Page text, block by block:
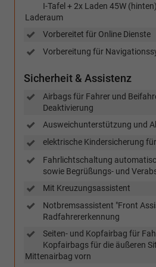
I-Tafel + 2x Laden 45W
Laderaum
Vorbereitet für Online Dienste
Vorbereitung für
Sicherheit & Assistenz
Airbags für Fahrer und
Deaktivierung
Ausweichunterstützung und
elektrische Kindersicherung
Fahrlichtschaltung
sowie Begrüßungs- und
Mit Kreuzungsassistent
Notbremsassistent "Front
Radfahrererkennung
Seiten- und Kopfairbag für
Kopfairbags für die äußeren
Mittenairbag vorn